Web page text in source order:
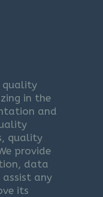
quality
in the
and
quality
provide
data
any
its